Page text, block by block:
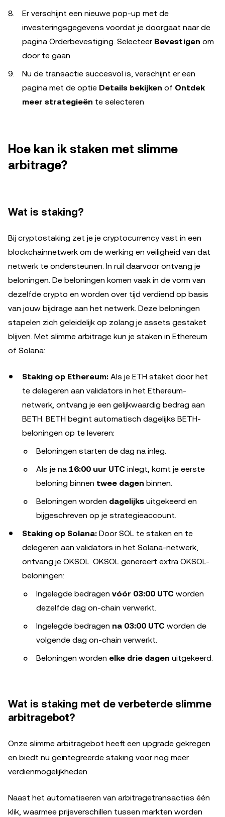
Er verschijnt een nieuwe pop-up met de
investeringsgegevens voordat je doorgaat naar de
pagina Orderbevestiging. Selecteer Bevestigen om
door te gaan
Nu de transactie succesvol is, verschijnt er een
pagina met de optie Details bekijken of Ontdek
meer strategieën te selecteren
Hoe kan ik staken met slimme
arbitrage?
Wat is staking?
Bij cryptostaking zet je je cryptocurrency vast in een
blockchainnetwerk om de werking en veiligheid van dat
netwerk te ondersteunen. In ruil daarvoor ontvang je
beloningen. De beloningen komen vaak in de vorm van
dezelfde crypto en worden over tijd verdiend op basis
van jouw bijdrage aan het netwerk. Deze beloningen
stapelen zich geleidelijk op zolang je assets gestaket
blijven. Met slimme arbitrage kun je staken in Ethereum
of Solana:
Staking op Ethereum: Als je ETH staket door het
te delegeren aan validators in het Ethereum-
netwerk, ontvang je een gelijkwaardig bedrag aan
BETH. BETH begint automatisch dagelijks BETH-
beloningen op te leveren:
Beloningen starten de dag na inleg.
Als je na 16:00 uur UTC inlegt, komt je eerste
beloning binnen twee dagen binnen.
Beloningen worden dagelijks uitgekeerd en
bijgeschreven op je strategieaccount.
Staking op Solana: Door SOL te staken en te
delegeren aan validators in het Solana-netwerk,
ontvang je OKSOL. OKSOL genereert extra OKSOL-
beloningen:
Ingelegde bedragen vóór 03:00 UTC worden
dezelfde dag on-chain verwerkt.
Ingelegde bedragen na 03:00 UTC worden de
volgende dag on-chain verwerkt.
Beloningen worden elke drie dagen uitgekeerd.
Wat is staking met de verbeterde slimme
arbitragebot?
Onze slimme arbitragebot heeft een upgrade gekregen
en biedt nu geïntegreerde staking voor nog meer
verdienmogelijkheden.
Naast het automatiseren van arbitragetransacties één
klik, waarmee prijsverschillen tussen markten worden